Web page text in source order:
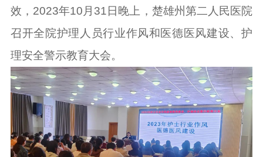
效，2023年10月31日晚上，楚雄州第二人民医院
召开全院护理人员行业作风和医德医风建设、护
理安全警示教育大会。